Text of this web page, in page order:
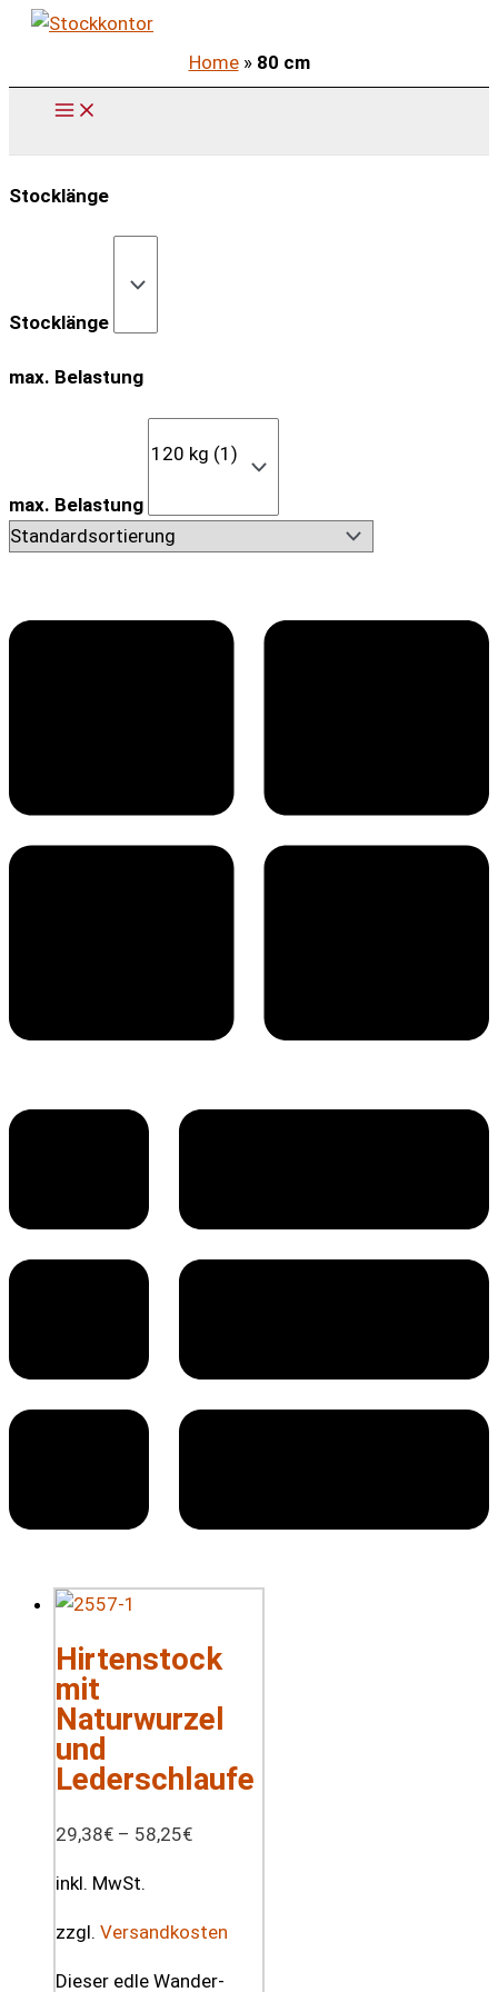
Zum
springen
Home» 80 cm
Stocklänge
Stocklänge
max. Belastung
max. Belastung
Hirtenstock
mit
Naturwurzel
und
Lederschlaufe
29,38€ – 58,25€
inkl. MwSt.
zzgl. Versandkosten
Dieser edle Wander-